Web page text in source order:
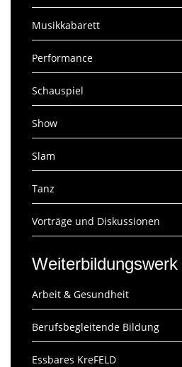
Musikkabarett
Performance
Schauspiel
Show
Slam
Tanz
Vorträge und Diskussionen
Weiterbildungswerk
Arbeit & Gesundheit
Berufsbegleitende Bildung
Essbares KreFELD